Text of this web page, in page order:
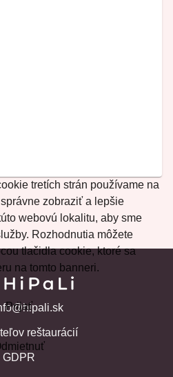
tretích strán používame na
zobraziť a lepšie
webovú lokalitu, aby sme
Rozhodnutia môžete
tlačidla cookie, ktoré sa
na tomto banneri.
Prijať
reštaurácií
GDPR